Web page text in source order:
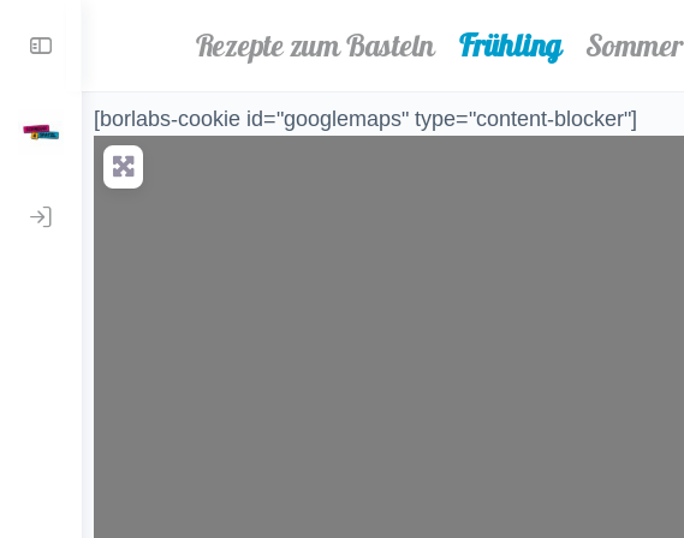
Rezepte zum Basteln Frühling Sommer
[borlabs-cookie id="googlemaps" type="content-blocker"]